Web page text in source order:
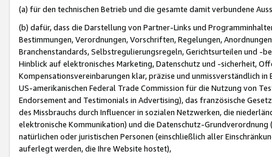
(a) für den technischen Betrieb und die gesamte damit verbundene
(b) dafür, dass die Darstellung von Partner-Links und
Bestimmungen, Verordnungen, Vorschriften, Regelungen,
Branchenstandards, Selbstregulierungsregeln, Gerichtsurteilen und -
Hinblick auf elektronisches Marketing, Datenschutz und -sicherheit,
Kompensationsvereinbarungen klar, präzise und unmissverständlich
US-amerikanischen Federal Trade Commission für die Nutzung von
Endorsement and Testimonials in Advertising), das französische
des Missbrauchs durch Influencer in sozialen Netzwerken, die
elektronische Kommunikation) und die Datenschutz-
natürlichen oder juristischen Personen (einschließlich aller
auferlegt werden, die Ihre Website hostet),